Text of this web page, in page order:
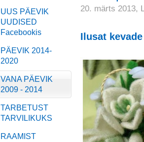
UUS PÄEVIK
UUDISED
Facebookis
PÄEVIK 2014-
2020
VANA PÄEVIK
2009 - 2014
TARBETUST
TARVILIKUKS
RAAMIST
20. märts 2013,
Ilusat